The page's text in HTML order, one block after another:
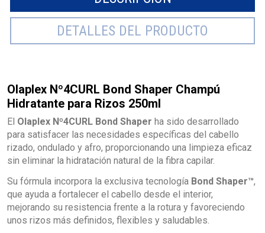
DETALLES DEL PRODUCTO
Olaplex Nº4CURL Bond Shaper Champú
Hidratante para Rizos 250ml
El Olaplex Nº4CURL Bond Shaper ha sido desarrollado
para satisfacer las necesidades específicas del cabello
rizado, ondulado y afro, proporcionando una limpieza eficaz
sin eliminar la hidratación natural de la fibra capilar.
Su fórmula incorpora la exclusiva tecnología Bond Shaper™,
que ayuda a fortalecer el cabello desde el interior,
mejorando su resistencia frente a la rotura y favoreciendo
unos rizos más definidos, flexibles y saludables.